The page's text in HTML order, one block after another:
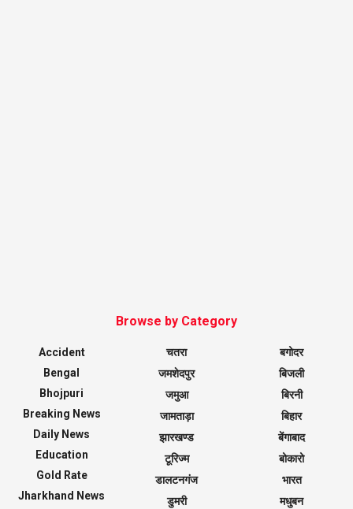
Browse by Category
Accident
Bengal
Bhojpuri
Breaking News
Daily News
Education
Gold Rate
Jharkhand News
चतरा
जमशेदपुर
जमुआ
जामताड़ा
झारखण्ड
टूरिज्म
डालटनगंज
डुमरी
बगोदर
बिजली
बिरनी
बिहार
बेंगाबाद
बोकारो
भारत
मधुबन